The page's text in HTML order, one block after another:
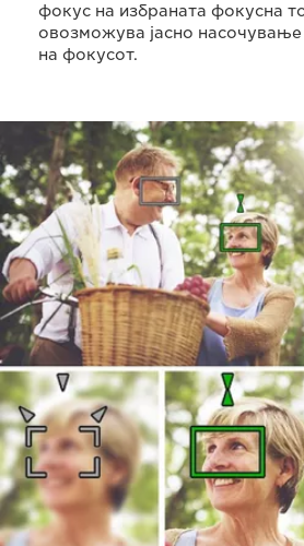
фокус на избраната фокусна
овозможува јасно
на фокусот.